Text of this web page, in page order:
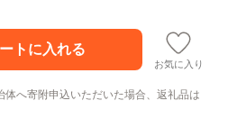
お気に入り
体へ寄附申込いただいた場合、返礼品は